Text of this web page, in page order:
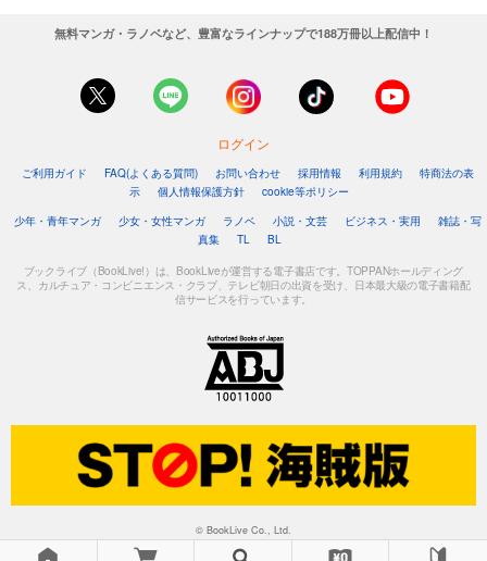
円 (税込)
あらすじを表示する
フォトコン2023年10月号
フォトコン2023年9月号
あらすじを表示する
フォトコン2023年8月号
1,048円 (税込)
無料マンガ・ラノベなど、豊富なラインナップで188万冊以上配信中！
ログイン
ご利用ガイド FAQ(よくある質問) お問い合わせ 採用情報 利用規約
特商法の表
示
個人情報保護方針
cookie等ポリシー
少年・青年マンガ
少女・女性マンガ ラノベ 小説・文芸 ビジネス・実用
雑誌・写
真集
TL BL
ブックライブ（BookLive!）は、BookLiveが運営する電子書店です。TOPPANホールディング
ス、カルチュア・コンビニエンス・クラブ、テレビ朝日の出資を受け、日本最大級の電子書籍配
信サービスを行っています。
© BookLive Co., Ltd.